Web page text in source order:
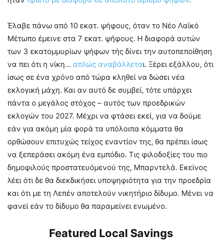
Έλαβε πάνω από 10 εκατ. ψήφους, όταν το Νέο Λαϊκό
Μέτωπο έμεινε στα 7 εκατ. ψήφους. Η διαφορά αυτών
των 3 εκατομμυρίων ψήφων τής δίνει την αυτοπεποίθηση
να πει ότι η νίκη… απλώς αναβάλλεται. Ξέρει εξάλλου, ότι
ίσως σε ένα χρόνο από τώρα κληθεί να δώσει νέα
εκλογική μάχη. Και αν αυτό δε συμβεί, τότε υπάρχει
πάντα ο μεγάλος στόχος – αυτός των προεδρικών
εκλογών του 2027. Μέχρι να φτάσει εκεί, για να δούμε
εάν για ακόμη μία φορά τα υπόλοιπα κόμματα θα
ορθώσουν επιτυχώς τείχος εναντίον της, θα πρέπει ίσως
να ξεπεράσει ακόμη ένα εμπόδιο. Τις φιλοδοξίες του πιο
δημοφιλούς προστατευόμενού της, Μπαρντελά. Εκείνος
λέει ότι δε θα διεκδικήσει υποψηφιότητα για την προεδρία
και ότι με τη Λεπέν αποτελούν νικητήριο δίδυμο. Μένει να
φανεί εάν το δίδυμο θα παραμείνει ενωμένο.
Featured Local Savings